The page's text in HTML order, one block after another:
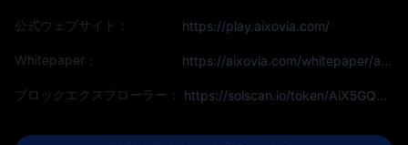
公式ウェブサイト： https://play.aixovia.com/
Whitepaper： https://aixovia.com/whitepaper/aixplay
ブロックエクスプローラー： https://solscan.io/token/AiX5GQb4YdYTHPbnnJLiRmBYwvAquPV7PiPKPzRvg4Hu